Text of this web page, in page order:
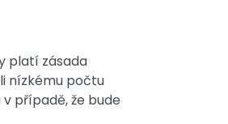
platí zásada
nízkému počtu
případě, že bude